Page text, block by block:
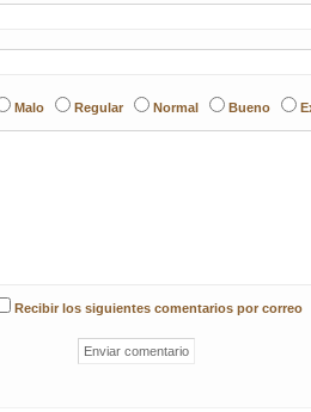
Malo Regular Normal Bueno
Recibir los siguientes comentarios por correo